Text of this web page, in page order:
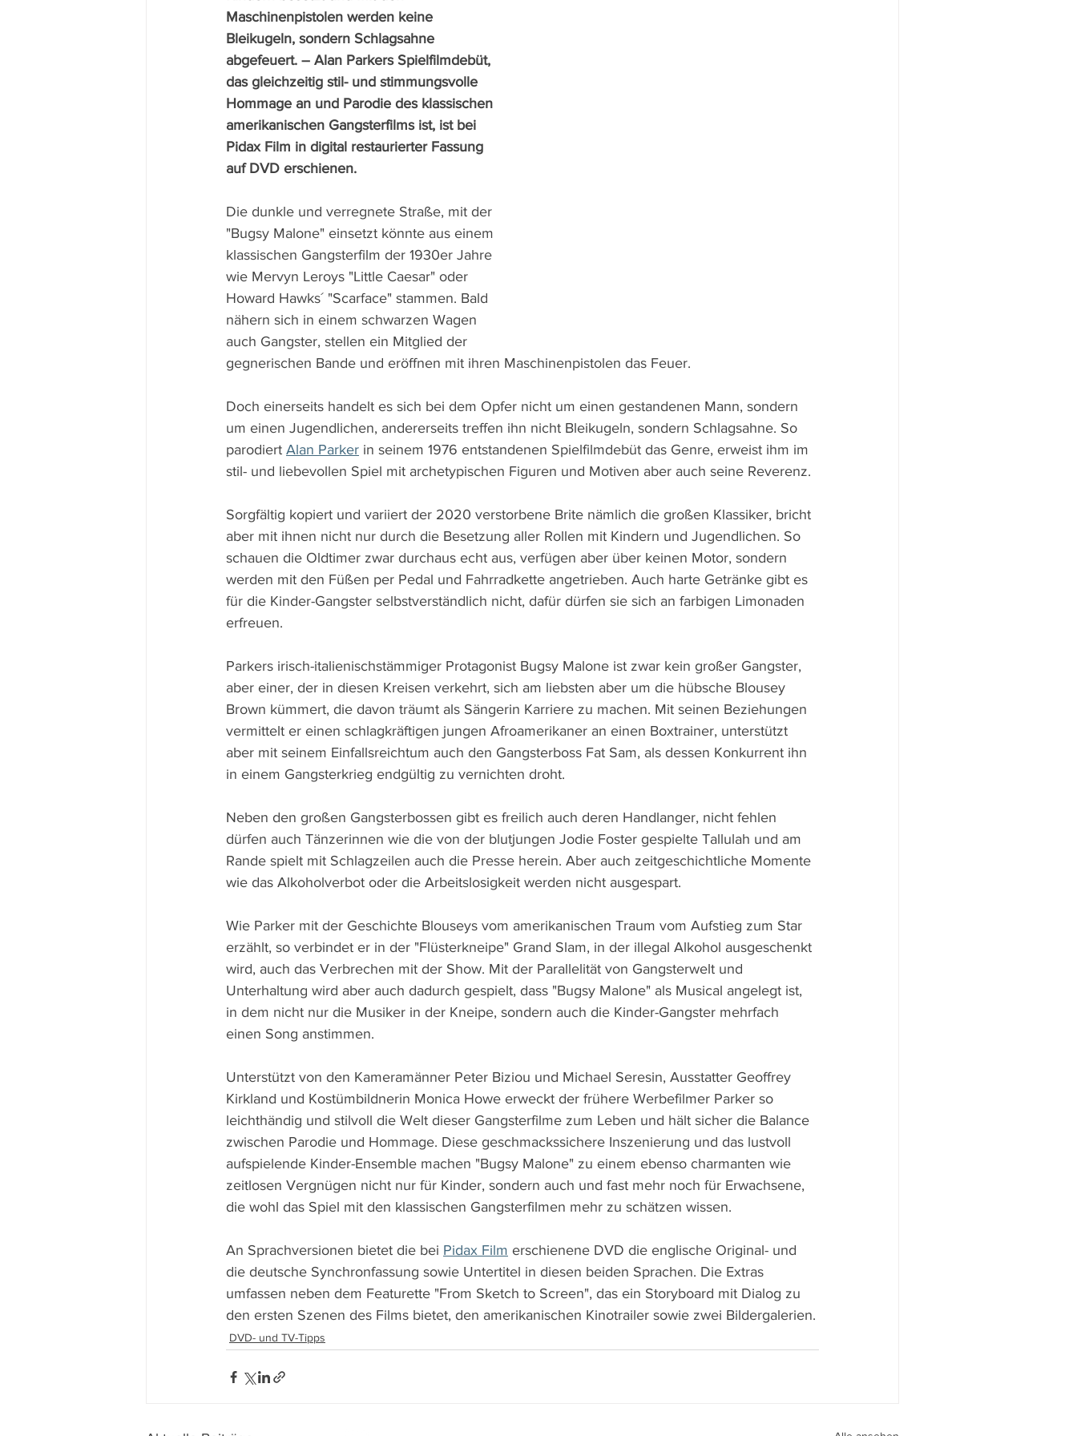
Maschinenpistolen werden keine
Bleikugeln, sondern Schlagsahne
abgefeuert. – Alan Parkers Spielfilmdebüt,
das gleichzeitig stil- und stimmungsvolle
Hommage an und Parodie des klassischen
amerikanischen Gangsterfilms ist, ist bei
Pidax Film in digital restaurierter Fassung
auf DVD erschienen.
Die dunkle und verregnete Straße, mit der
"Bugsy Malone" einsetzt könnte aus einem
klassischen Gangsterfilm der 1930er Jahre
wie Mervyn Leroys "Little Caesar" oder
Howard Hawks´ "Scarface" stammen. Bald
nähern sich in einem schwarzen Wagen
auch Gangster, stellen ein Mitglied der
gegnerischen Bande und eröffnen mit ihren Maschinenpistolen das Feuer.
Doch einerseits handelt es sich bei dem Opfer nicht um einen gestandenen Mann, sondern
um einen Jugendlichen, andererseits treffen ihn nicht Bleikugeln, sondern Schlagsahne. So
parodiert Alan Parker in seinem 1976 entstandenen Spielfilmdebüt das Genre, erweist ihm im
stil- und liebevollen Spiel mit archetypischen Figuren und Motiven aber auch seine Reverenz.
Sorgfältig kopiert und variiert der 2020 verstorbene Brite nämlich die großen Klassiker, bricht
aber mit ihnen nicht nur durch die Besetzung aller Rollen mit Kindern und Jugendlichen. So
schauen die Oldtimer zwar durchaus echt aus, verfügen aber über keinen Motor, sondern
werden mit den Füßen per Pedal und Fahrradkette angetrieben. Auch harte Getränke gibt es
für die Kinder-Gangster selbstverständlich nicht, dafür dürfen sie sich an farbigen Limonaden
erfreuen.
Parkers irisch-italienischstämmiger Protagonist Bugsy Malone ist zwar kein großer Gangster,
aber einer, der in diesen Kreisen verkehrt, sich am liebsten aber um die hübsche Blousey
Brown kümmert, die davon träumt als Sängerin Karriere zu machen. Mit seinen Beziehungen
vermittelt er einen schlagkräftigen jungen Afroamerikaner an einen Boxtrainer, unterstützt
aber mit seinem Einfallsreichtum auch den Gangsterboss Fat Sam, als dessen Konkurrent ihn
in einem Gangsterkrieg endgültig zu vernichten droht.
Neben den großen Gangsterbossen gibt es freilich auch deren Handlanger, nicht fehlen
dürfen auch Tänzerinnen wie die von der blutjungen Jodie Foster gespielte Tallulah und am
Rande spielt mit Schlagzeilen auch die Presse herein. Aber auch zeitgeschichtliche Momente
wie das Alkoholverbot oder die Arbeitslosigkeit werden nicht ausgespart.
Wie Parker mit der Geschichte Blouseys vom amerikanischen Traum vom Aufstieg zum Star
erzählt, so verbindet er in der "Flüsterkneipe" Grand Slam, in der illegal Alkohol ausgeschenkt
wird, auch das Verbrechen mit der Show. Mit der Parallelität von Gangsterwelt und
Unterhaltung wird aber auch dadurch gespielt, dass "Bugsy Malone" als Musical angelegt ist,
in dem nicht nur die Musiker in der Kneipe, sondern auch die Kinder-Gangster mehrfach
einen Song anstimmen.
Unterstützt von den Kameramänner Peter Biziou und Michael Seresin, Ausstatter Geoffrey
Kirkland und Kostümbildnerin Monica Howe erweckt der frühere Werbefilmer Parker so
leichthändig und stilvoll die Welt dieser Gangsterfilme zum Leben und hält sicher die Balance
zwischen Parodie und Hommage. Diese geschmackssichere Inszenierung und das lustvoll
aufspielende Kinder-Ensemble machen "Bugsy Malone" zu einem ebenso charmanten wie
zeitlosen Vergnügen nicht nur für Kinder, sondern auch und fast mehr noch für Erwachsene,
die wohl das Spiel mit den klassischen Gangsterfilmen mehr zu schätzen wissen.
An Sprachversionen bietet die bei Pidax Film erschienene DVD die englische Original- und
die deutsche Synchronfassung sowie Untertitel in diesen beiden Sprachen. Die Extras
umfassen neben dem Featurette "From Sketch to Screen", das ein Storyboard mit Dialog zu
den ersten Szenen des Films bietet, den amerikanischen Kinotrailer sowie zwei Bildergalerien.
DVD- und TV-Tipps